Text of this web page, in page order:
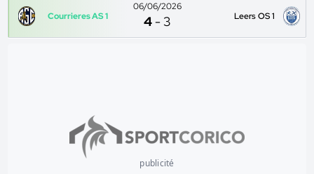
Courrieres AS 1
06/06/2026
4 - 3 Leers OS 1
publicité